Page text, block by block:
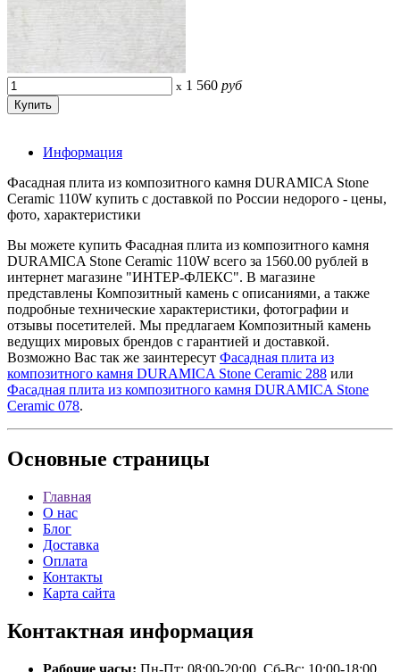
x 1 560 руб
Информация
Фасадная плита из композитного камня DURAMICA Stone
Ceramic 110W купить с доставкой по России недорого - цены,
фото, характеристики
Вы можете купить Фасадная плита из композитного камня
DURAMICA Stone Ceramic 110W всего за 1560.00 рублей в
интернет магазине "ИНТЕР-ФЛЕКС". В магазине
представлены Композитный камень с описаниями, а также
подробные технические характеристики, фотографии и
отзывы посетителей. Мы предлагаем Композитный камень
ведущих мировых брендов с гарантией и доставкой.
Возможно Вас так же заинтересут Фасадная плита из
композитного камня DURAMICA Stone Ceramic 288 или
Фасадная плита из композитного камня DURAMICA Stone
Ceramic 078.
Основные страницы
Главная
О нас
Блог
Доставка
Оплата
Контакты
Карта сайта
Контактная информация